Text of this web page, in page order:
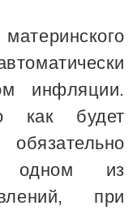
инфляции.
как будет
одном из
при